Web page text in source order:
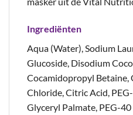
Ingrediënten
Aqua (Water), Sodium
Glucoside, Disodium
Cocamidopropyl Betaine,
Chloride, Citric Acid,
Glyceryl Palmate, PEG-